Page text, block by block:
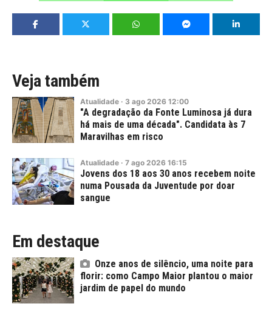
Veja também
Atualidade · 3 ago 2026 12:00
"A degradação da Fonte Luminosa já dura
há mais de uma década". Candidata às 7
Maravilhas em risco
Atualidade · 7 ago 2026 16:15
Jovens dos 18 aos 30 anos recebem noite
numa Pousada da Juventude por doar
sangue
Em destaque
Onze anos de silêncio, uma noite para
florir: como Campo Maior plantou o maior
jardim de papel do mundo